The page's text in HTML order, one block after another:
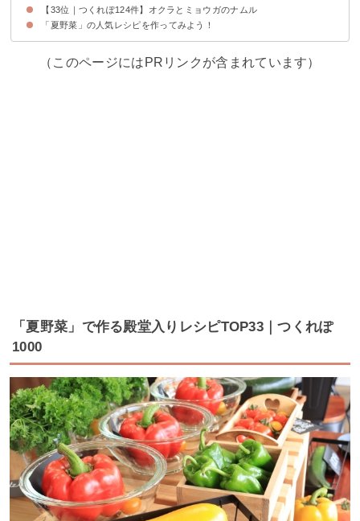
【33位｜つくれぽ124件】オクラとミョウガのナムル
「夏野菜」の人気レシピを作ってみよう！
（このページにはPRリンクが含まれています）
「夏野菜」で作る殿堂入りレシピTOP33｜つくれぽ
1000